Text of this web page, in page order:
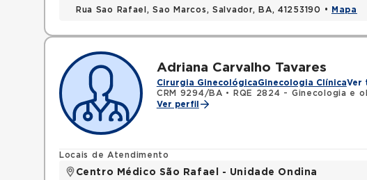
Rua Sao Rafael, Sao Marcos, Salvador, BA, 41253190 • Mapa
Adriana Carvalho Tavares
Cirurgia GinecológicaGinecologia ClínicaVer
CRM 9294/BA •
RQE 2824 - Ginecologia e
Ver perfil
Locais de Atendimento
Centro Médico São Rafael - Unidade Ondina